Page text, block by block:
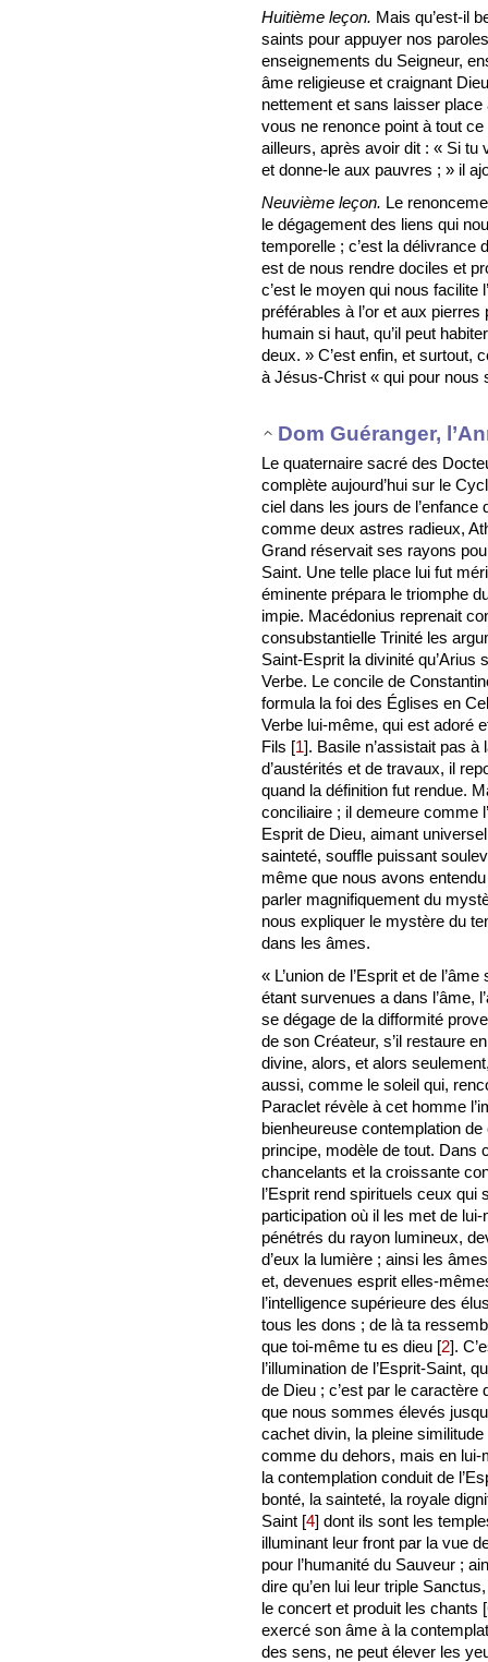
Huitième leçon. Mais qu’est-il
saints pour appuyer nos
enseignements du Seigneur,
âme religieuse et craignant
nettement et sans laisser place
vous ne renonce point à tout
ailleurs, après avoir dit : « Si tu
et donne-le aux pauvres ; » il
Neuvième leçon. Le
le dégagement des liens qui
temporelle ; c’est la délivrance
est de nous rendre dociles et
c’est le moyen qui nous facilite
préférables à l’or et aux
humain si haut, qu’il peut
deux. » C’est enfin, et surtout,
à Jésus-Christ « qui pour nous
Dom Guéranger,
Le quaternaire sacré des
complète aujourd’hui sur le
ciel dans les jours de
comme deux astres radieux,
Grand réservait ses rayons
Saint. Une telle place lui fut
éminente prépara le triomphe
impie. Macédonius reprenait
consubstantielle Trinité les
Saint-Esprit la divinité
Verbe. Le concile de
formula la foi des Églises en
Verbe lui-même, qui est adoré
Fils [1]. Basile n’assistait pas
d’austérités et de travaux, il
quand la définition fut rendue.
conciliaire ; il demeure comme
Esprit de Dieu, aimant
sainteté, souffle puissant
même que nous avons
parler magnifiquement du
nous expliquer le mystère du
dans les âmes.
« L’union de l’Esprit et de
étant survenues a dans l’âme,
se dégage de la difformité
de son Créateur, s’il restaure
divine, alors, et alors
aussi, comme le soleil qui,
Paraclet révèle à cet homme
bienheureuse contemplation
principe, modèle de tout.
chancelants et la croissante
l’Esprit rend spirituels ceux
participation où il les met de
pénétrés du rayon lumineux,
d’eux la lumière ; ainsi les
et, devenues esprit elles-
l’intelligence supérieure des
tous les dons ; de là ta
que toi-même tu es dieu [2].
l’illumination de l’Esprit-Saint,
de Dieu ; c’est par le caractère
que nous sommes élevés
cachet divin, la pleine similitude
comme du dehors, mais en
la contemplation conduit de
bonté, la sainteté, la royale
Saint [4] dont ils sont les
illuminant leur front par la vue
pour l’humanité du Sauveur ;
dire qu’en lui leur triple
le concert et produit les chants [
exercé son âme à la
des sens, ne peut élever les